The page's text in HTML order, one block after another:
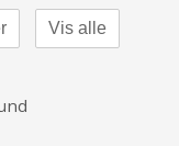
Vis alle